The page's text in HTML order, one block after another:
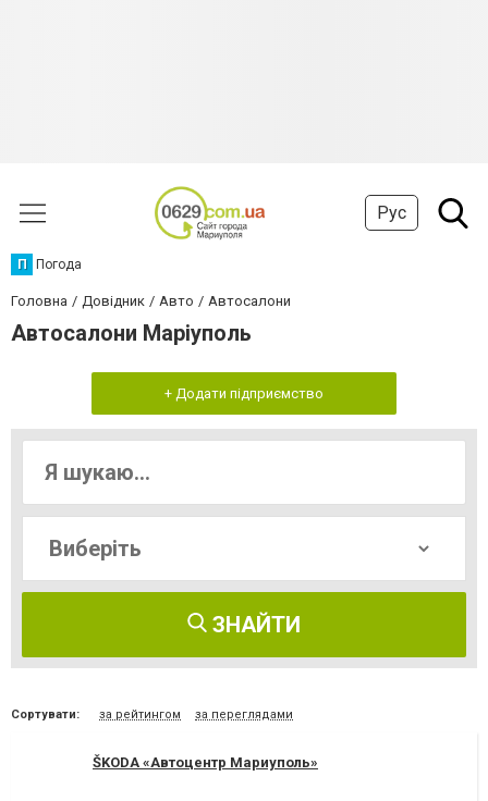
Рус
П Погода
Головна Довідник Авто Автосалони
Автосалони Маріуполь
+ Додати підприємство
ЗНАЙТИ
Сортувати: за рейтингом за переглядами
ŠKODA «Автоцентр Мариуполь»